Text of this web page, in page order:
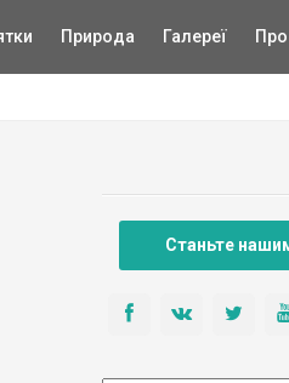
Природа Галереї
Станьте